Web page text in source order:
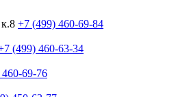
+7 (499) 460-69-84
(499) 460-63-34
69-76